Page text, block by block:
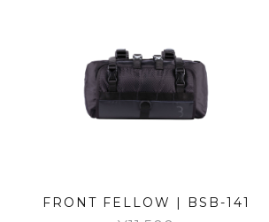
FRONT FELLOW | BSB-141